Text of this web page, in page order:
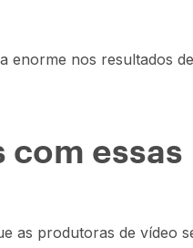
enorme nos resultados
com essas
as produtoras de vídeo